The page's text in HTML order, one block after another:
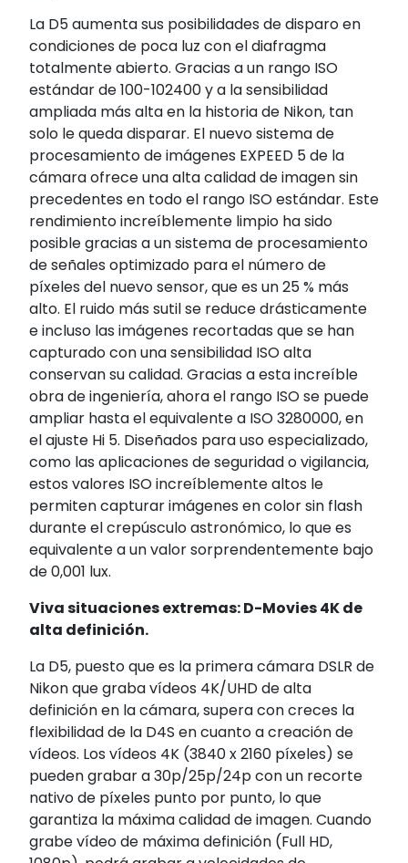
La D5 aumenta sus posibilidades de disparo en
condiciones de poca luz con el diafragma
totalmente abierto. Gracias a un rango ISO
estándar de 100-102400 y a la sensibilidad
ampliada más alta en la historia de Nikon, tan
solo le queda disparar. El nuevo sistema de
procesamiento de imágenes EXPEED 5 de la
cámara ofrece una alta calidad de imagen sin
precedentes en todo el rango ISO estándar. Este
rendimiento increíblemente limpio ha sido
posible gracias a un sistema de procesamiento
de señales optimizado para el número de
píxeles del nuevo sensor, que es un 25 % más
alto. El ruido más sutil se reduce drásticamente
e incluso las imágenes recortadas que se han
capturado con una sensibilidad ISO alta
conservan su calidad. Gracias a esta increíble
obra de ingeniería, ahora el rango ISO se puede
ampliar hasta el equivalente a ISO 3280000, en
el ajuste Hi 5. Diseñados para uso especializado,
como las aplicaciones de seguridad o vigilancia,
estos valores ISO increíblemente altos le
permiten capturar imágenes en color sin flash
durante el crepúsculo astronómico, lo que es
equivalente a un valor sorprendentemente bajo
de 0,001 lux.
Viva situaciones extremas: D-Movies 4K de
alta definición.
La D5, puesto que es la primera cámara DSLR de
Nikon que graba vídeos 4K/UHD de alta
definición en la cámara, supera con creces la
flexibilidad de la D4S en cuanto a creación de
vídeos. Los vídeos 4K (3840 x 2160 píxeles) se
pueden grabar a 30p/25p/24p con un recorte
nativo de píxeles punto por punto, lo que
garantiza la máxima calidad de imagen. Cuando
grabe vídeo de máxima definición (Full HD,